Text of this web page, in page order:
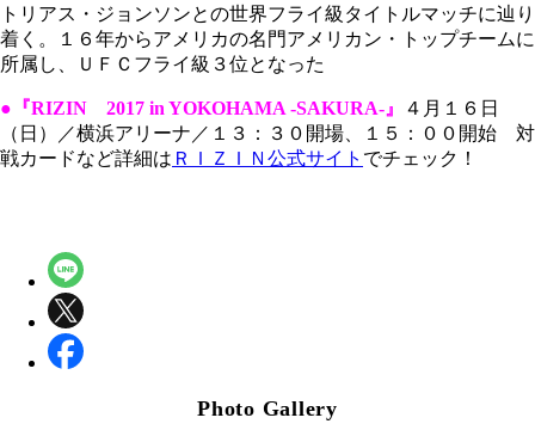
トリアス・ジョンソンとの世界フライ級タイトルマッチに辿り
着く。１６年からアメリカの名門アメリカン・トップチームに
所属し、ＵＦＣフライ級３位となった
●『RIZIN 2017 in YOKOHAMA ‐SAKURA-』
４月１６日
（日）／横浜アリーナ／１３：３０開場、１５：００開始 対
戦カードなど詳細は ＲＩＺＩＮ公式サイト でチェック！
Photo Gallery